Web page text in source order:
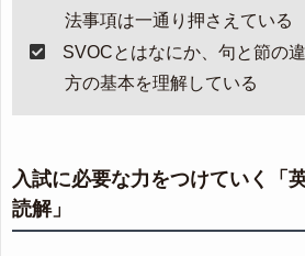
法事項は一通り押さえている
SVOCとはなにか、句と節の
方の基本を理解している
入試に必要な力をつけていく「
読解」